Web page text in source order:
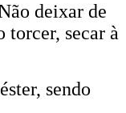
deixar de
torcer, secar à
sendo